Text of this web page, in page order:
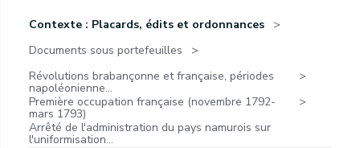
Contexte : Placards, édits et ordonnances
Documents sous portefeuilles
Révolutions brabançonne et française, périodes
napoléonienne...
Première occupation française (novembre 1792-
mars 1793)
Arrêté de l'administration du pays namurois sur
l'uniformisation...